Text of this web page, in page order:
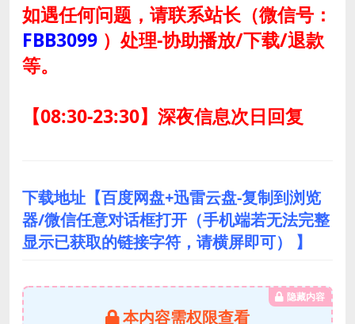
如遇任何问题，请联系站长（微信号：
FBB3099 ） 处理-协助播放/下载/退款
等。
【08:30-23:30】深夜信息次日回复
下载地址【百度网盘+迅雷云盘-复制到浏览
器/微信任意对话框打开（手机端若无法完整
显示已获取的链接字符，请横屏即可） 】
隐藏内容
本内容需权限查看